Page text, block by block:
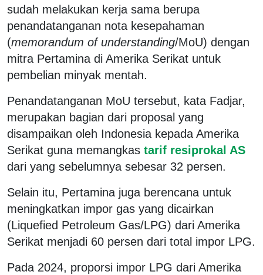
sudah melakukan kerja sama berupa
penandatanganan nota kesepahaman
(memorandum of understanding/MoU) dengan
mitra Pertamina di Amerika Serikat untuk
pembelian minyak mentah.
Penandatanganan MoU tersebut, kata Fadjar,
merupakan bagian dari proposal yang
disampaikan oleh Indonesia kepada Amerika
Serikat guna memangkas tarif resiprokal AS
dari yang sebelumnya sebesar 32 persen.
Selain itu, Pertamina juga berencana untuk
meningkatkan impor gas yang dicairkan
(Liquefied Petroleum Gas/LPG) dari Amerika
Serikat menjadi 60 persen dari total impor LPG.
Pada 2024, proporsi impor LPG dari Amerika